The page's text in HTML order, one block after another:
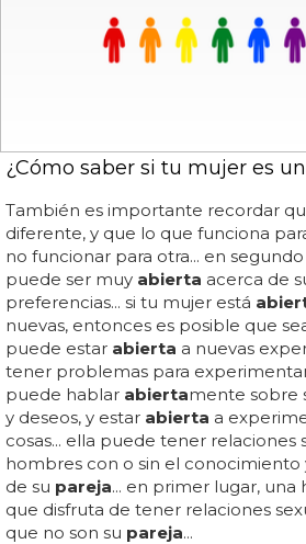
¿Cómo saber si tu mujer es
También es importante recordar
diferente, y que lo que funciona
no funcionar para otra... en
puede ser muy abierta acerca de
preferencias... si tu mujer está
nuevas, entonces es posible que
puede estar abierta a nuevas
tener problemas para experimentar
puede hablar abiertamente sobre
y deseos, y estar abierta a
cosas... ella puede tener relaciones
hombres con o sin el
de su pareja... en primer lugar,
que disfruta de tener relaciones
que no son su pareja...